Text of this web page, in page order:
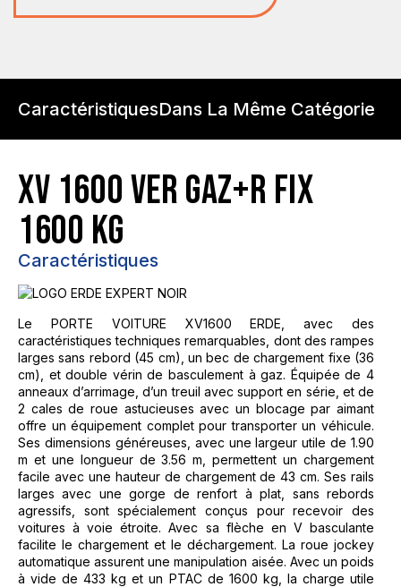
CaractéristiquesDans La Même Catégorie
XV 1600 VER GAZ+R FIX
1600 KG
Caractéristiques
Le PORTE VOITURE XV1600 ERDE, avec des
caractéristiques techniques remarquables, dont des rampes
larges sans rebord (45 cm), un bec de chargement fixe (36
cm), et double vérin de basculement à gaz. Équipée de 4
anneaux d’arrimage, d’un treuil avec support en série, et de
2 cales de roue astucieuses avec un blocage par aimant
offre un équipement complet pour transporter un véhicule.
Ses dimensions généreuses, avec une largeur utile de 1.90
m et une longueur de 3.56 m, permettent un chargement
facile avec une hauteur de chargement de 43 cm. Ses rails
larges avec une gorge de renfort à plat, sans rebords
agressifs, sont spécialement conçus pour recevoir des
voitures à voie étroite. Avec sa flèche en V basculante
facilite le chargement et le déchargement. La roue jockey
automatique assurent une manipulation aisée. Avec un poids
à vide de 433 kg et un PTAC de 1600 kg, la charge utile